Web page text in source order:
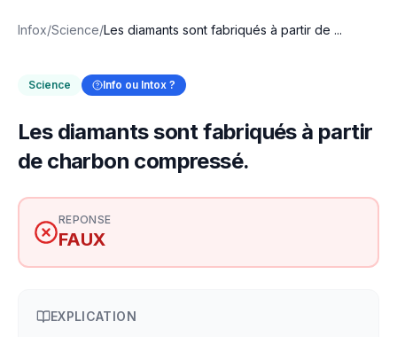
Infox/Science/Les diamants sont fabriqués à partir de ...
Science Info ou Intox ?
Les diamants sont fabriqués à partir
de charbon compressé.
REPONSE
FAUX
EXPLICATION